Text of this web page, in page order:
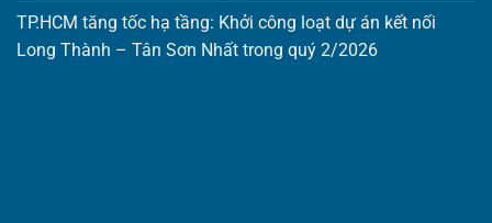
TP.HCM tăng tốc hạ tầng: Khởi công loạt dự án kết nối
Long Thành – Tân Sơn Nhất trong quý 2/2026